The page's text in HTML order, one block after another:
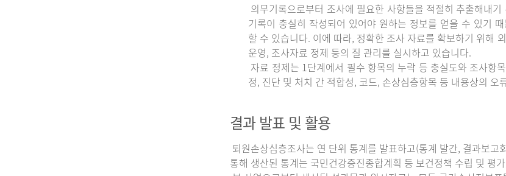
의무기록으로부터 조사에 필요한 사항들을 적절히 추출해내
기록이 충실히 작성되어 있어야 원하는 정보를 얻을 수 있기
할 수 있습니다. 이에 따라, 정확한 조사 자료를 확보하기 위해
운영, 조사자료 정제 등의 질 관리를 실시하고 있습니다.
자료 정제는 1단계에서 필수 항목의 누락 등 충실도와 조사항
정, 진단 및 처치 간 적합성, 코드, 손상심층항목 등 내용상의
결과 발표 및 활용
퇴원손상심층조사는 연 단위 통계를 발표하고(통계 발간, 결과보
통해 생산된 통계는 국민건강증진종합계획 등 보건정책 수립 및 평